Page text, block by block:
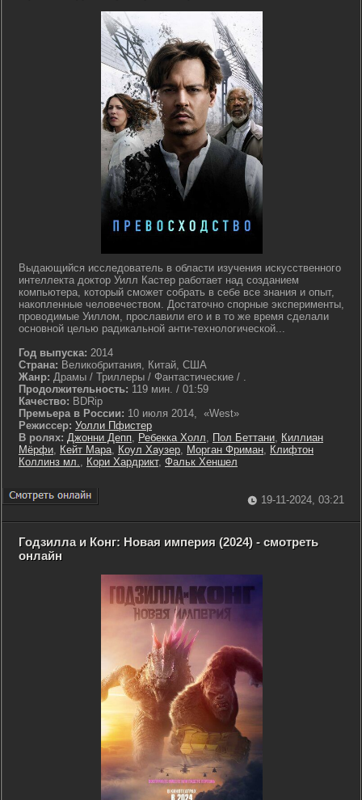
Выдающийся исследователь в области изучения искусственного
интеллекта доктор Уилл Кастер работает над созданием
компьютера, который сможет собрать в себе все знания и опыт,
накопленные человечеством. Достаточно спорные эксперименты,
проводимые Уиллом, прославили его и в то же время сделали
основной целью радикальной анти-технологической...
Год выпуска: 2014
Страна: Великобритания, Китай, США
Жанр: Драмы / Триллеры / Фантастические / .
Продолжительность: 119 мин. / 01:59
Качество: BDRip
Премьера в России: 10 июля 2014, «West»
Режиссер: Уолли Пфистер
В ролях: Джонни Депп, Ребекка Холл, Пол Беттани, Киллиан
Мёрфи, Кейт Мара, Коул Хаузер, Морган Фриман, Клифтон
Коллинз мл., Кори Хардрикт, Фальк Хеншел
19-11-2024, 03:21
Годзилла и Конг: Новая империя (2024) - смотреть
онлайн